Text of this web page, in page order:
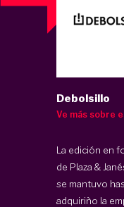
Debolsillo
Ve más sobre
La edición en
de Plaza &
se mantuvo
adquiriño la